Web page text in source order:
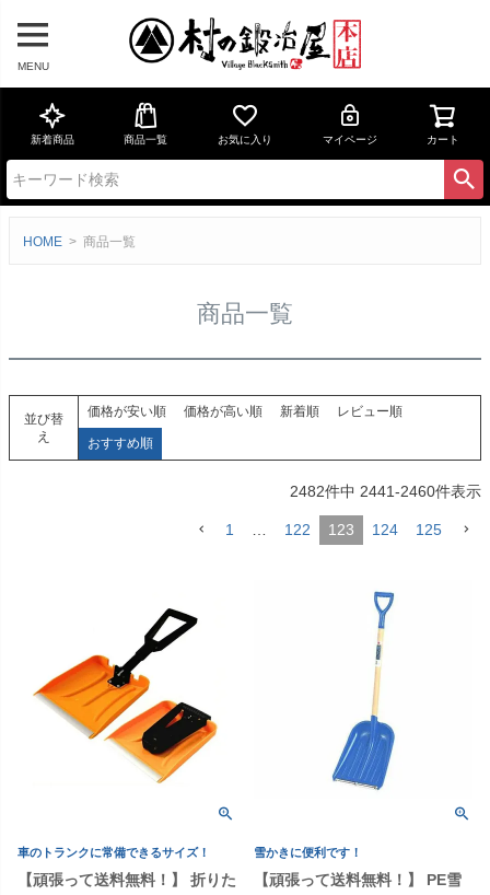
MENU
新着商品 商品一覧 お気に入り マイページ カート
HOME 商品一覧
商品一覧
並び替
え
価格が安い順 価格が高い順 新着順 レビュー順
おすすめ順
2482件中 2441-2460件表示
1 122 123 124 125
車のトランクに常備できるサイズ！
【頑張って送料無料！】 折りた
雪かきに便利です！
【頑張って送料無料！】 PE雪